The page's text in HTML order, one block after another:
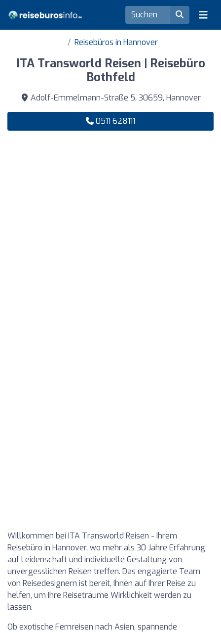
Reisebüros in Hannover
ITA Transworld Reisen | Reisebüro
Bothfeld
Adolf-Emmelmann-Straße 5, 30659, Hannover
0511 628111
Willkommen bei ITA Transworld Reisen - Ihrem
Reisebüro in Hannover, wo mehr als 30 Jahre Erfahrung
auf Leidenschaft und individuelle Gestaltung von
unvergesslichen Reisen treffen. Das engagierte Team
von Reisedesignern ist bereit, Ihnen auf Ihrer Reise zu
helfen, um Ihre Reiseträume Wirklichkeit werden zu
lassen.
Ob exotische Fernreisen nach Asien, spannende